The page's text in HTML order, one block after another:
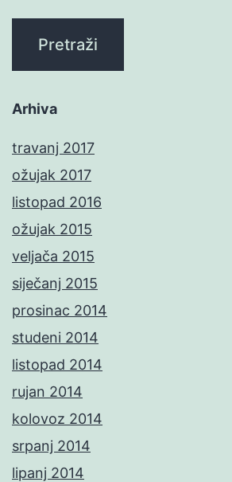
Arhiva
travanj 2017
ožujak 2017
listopad 2016
ožujak 2015
veljača 2015
siječanj 2015
prosinac 2014
studeni 2014
listopad 2014
rujan 2014
kolovoz 2014
srpanj 2014
lipanj 2014